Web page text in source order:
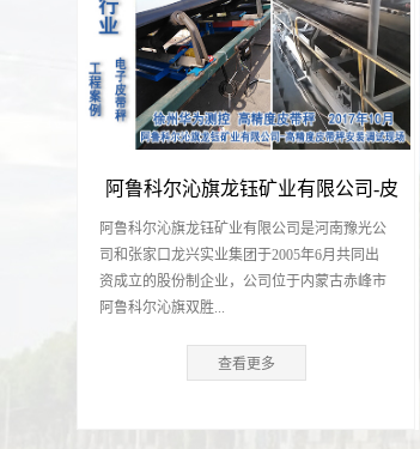
阿鲁科尔沁旗龙钰矿业有限公司-皮
带秤项目
阿鲁科尔沁旗龙钰矿业有限公司是河南豫光公
司和张家口龙兴实业集团于2005年6月共同出
资成立的股份制企业，公司位于内蒙古赤峰市
阿鲁科尔沁旗双胜...
查看更多